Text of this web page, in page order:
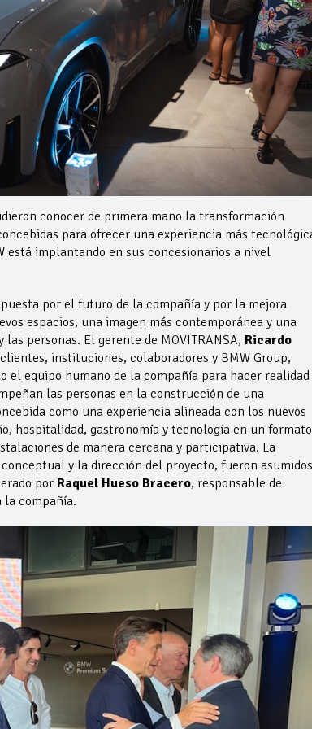
conocer de primera mano la transformación
para ofrecer una experiencia más
está implantando en sus concesionarios a nivel
por el futuro de la compañía y por la mejora
espacios, una imagen más contemporánea y una
personas. El gerente de MOVITRANSA, Ricardo
instituciones, colaboradores y BMW Group,
el equipo humano de la compañía para hacer realidad
las personas en la construcción de una
como una experiencia alineada con los nuevos
hospitalidad, gastronomía y tecnología en un formato
de manera cercana y participativa. La
y la dirección del proyecto, fueron asumidos
por Raquel Hueso Bracero, responsable de
la compañía.